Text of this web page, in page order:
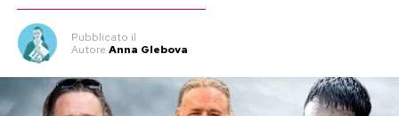
Pubblicato il
Autore Anna Glebova